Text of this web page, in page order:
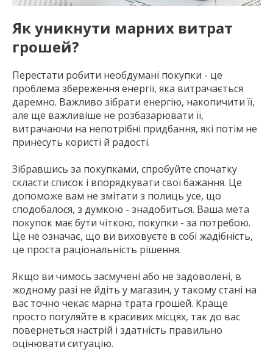
Як уникнути марних витрат
грошей?
Перестати робити необдумані покупки - це
проблема збереження енергії, яка витрачається
даремно. Важливо зібрати енергію, накопичити її,
але ще важливіше не розбазарювати її,
витрачаючи на непотрібні придбання, які потім не
принесуть користі й радості.
Зібравшись за покупками, спробуйте спочатку
скласти список і впорядкувати свої бажання. Це
допоможе вам не змітати з полиць усе, що
сподобалося, з думкою - знадобиться. Ваша мета
покупок має бути чіткою, покупки - за потребою.
Це не означає, що ви виховуєте в собі жадібність,
це проста раціональність рішення.
Якщо ви чимось засмучені або не задоволені, в
жодному разі не йдіть у магазин, у такому стані на
вас точно чекає марна трата грошей. Краще
просто погуляйте в красивих місцях, так до вас
повернеться настрій і здатність правильно
оцінювати ситуацію.